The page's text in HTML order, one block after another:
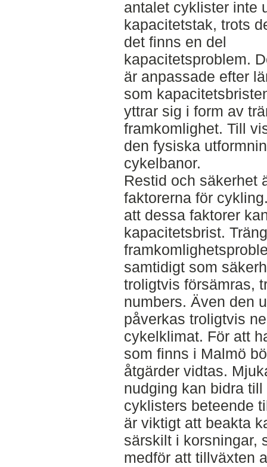
antalet cyklister inte
kapacitetstak, trots
det finns en del
kapacitetsproblem.
är anpassade efter
som
yttrar sig i form av
framkomlighet. Till
den fysiska
cykelbanor.
Restid och säkerhet
faktorerna för
att dessa faktorer
kapacitetsbrist.
samtidigt som
troligtvis försämras,
numbers. Även den
påverkas troligtvis
cykelklimat. För att
som finns i Malmö
åtgärder vidtas.
nudging kan bidra
cyklisters beteende
är viktigt att beakta
särskilt i korsningar,
medför att tillväxten